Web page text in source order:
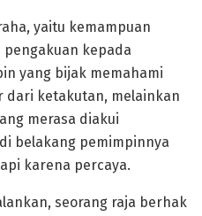
yaitu kemampuan
kepada
yang bijak memahami
dari ketakutan, melainkan
merasa diakui
belakang pemimpinnya
karena percaya.
seorang raja berhak